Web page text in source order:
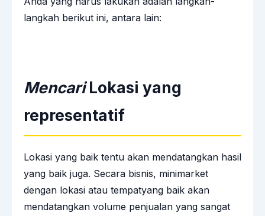
langkah berikut ini, antara lain:
MencariLokasi yang
representatif
Lokasi yang baik tentu akan mendatangkan hasil
yang baik juga. Secara bisnis, minimarket
dengan lokasi atau tempatyang baik akan
mendatangkan volume penjualan yang sangat